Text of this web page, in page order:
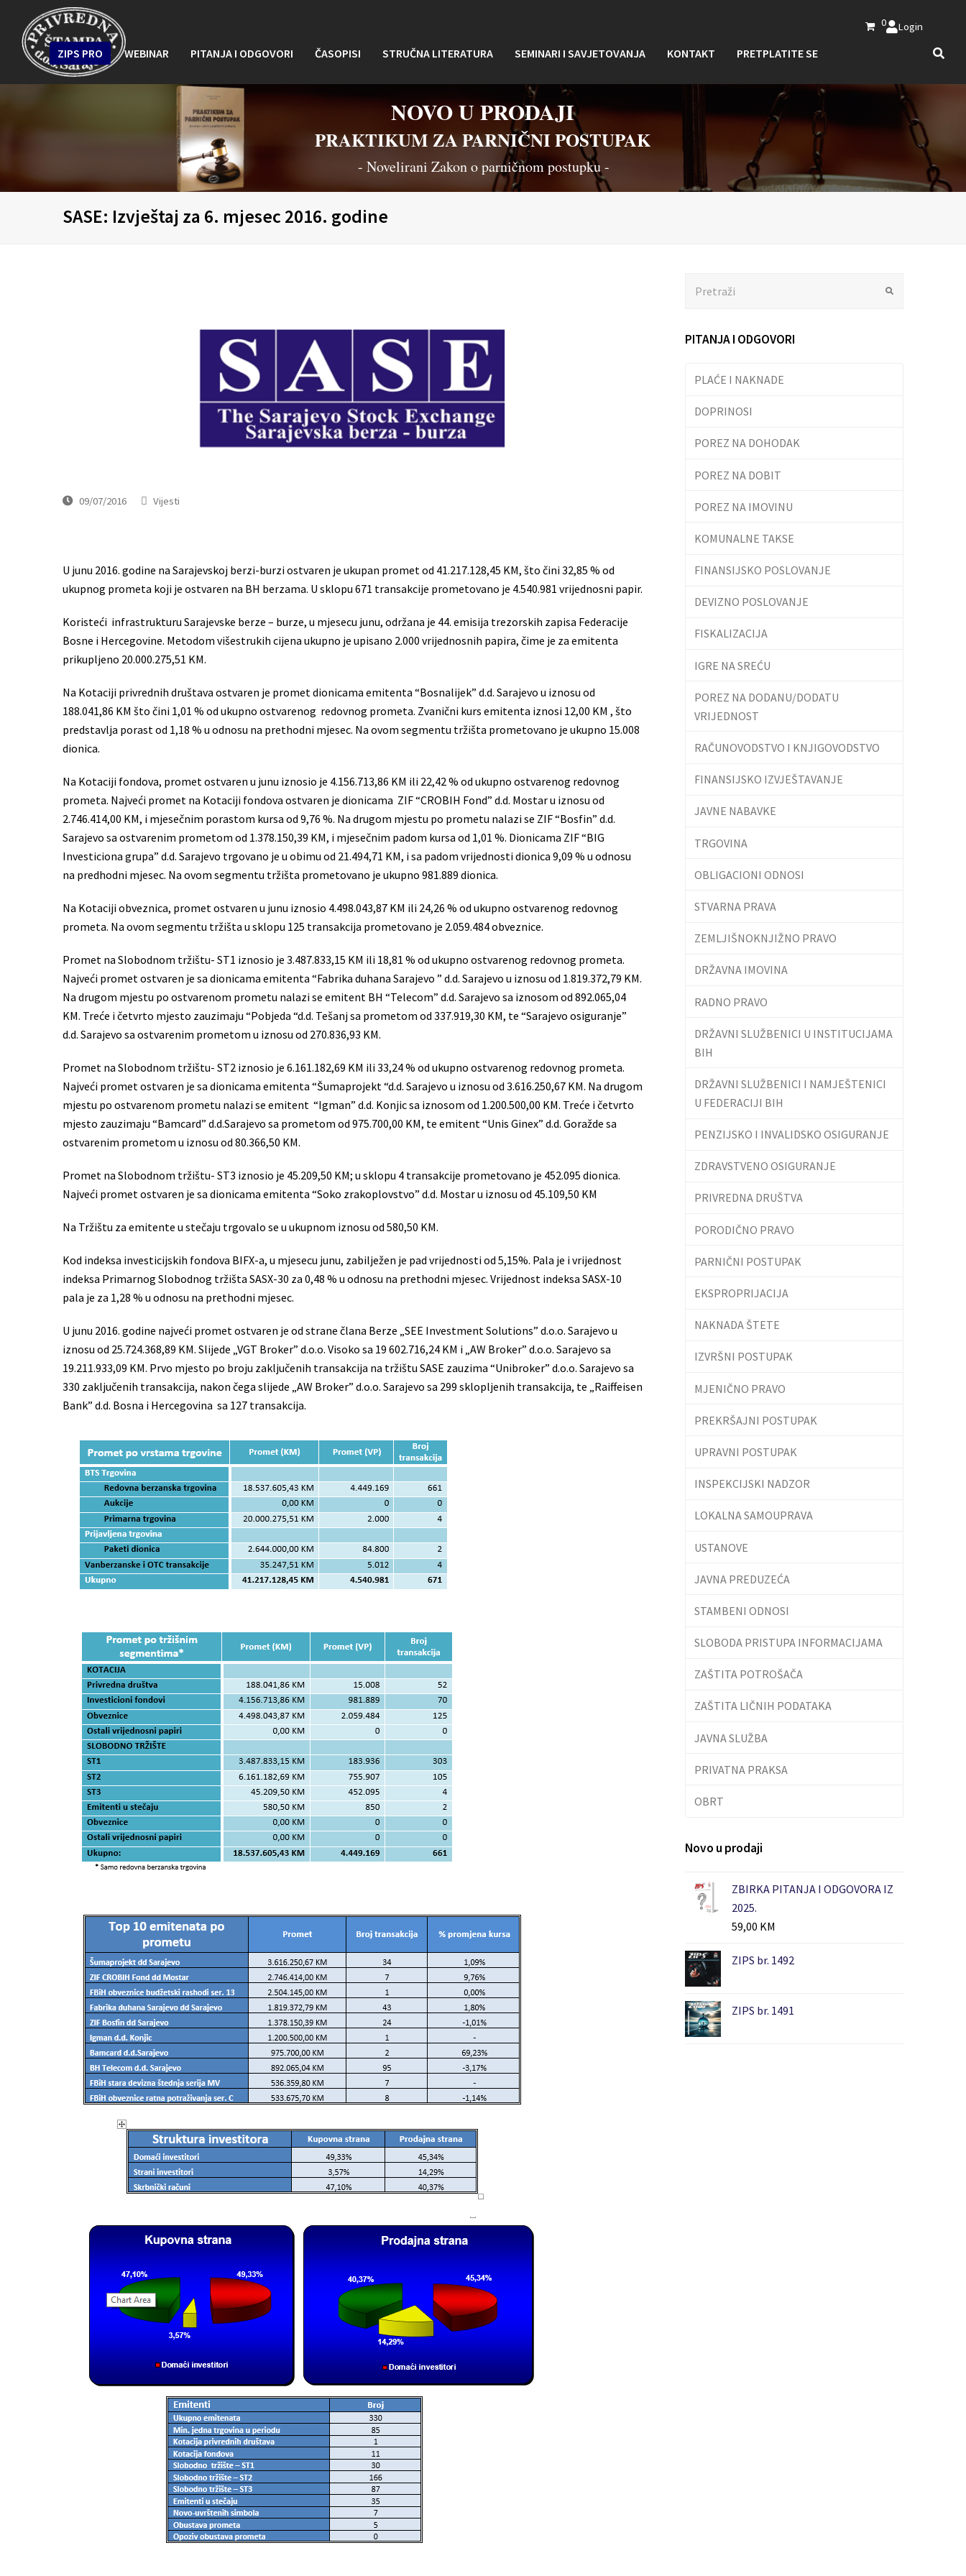
0 Login
ZIPS PRO WEBINAR PITANJA I ODGOVORI ČASOPISI STRUČNA LITERATURA SEMINARI I SAVJETOVANJA KONTAKT PRETPLATITE SE
NOVO U PRODAJI
PRAKTIKUM ZA PARNIČNI POSTUPAK
- Novelirani Zakon o parničnom postupku -
SASE: Izvještaj za 6. mjesec 2016. godine
09/07/2016 Vijesti
U junu 2016. godine na Sarajevskoj berzi-burzi ostvaren je ukupan promet od 41.217.128,45 KM, što čini 32,85 % od
ukupnog prometa koji je ostvaren na BH berzama. U sklopu 671 transakcije prometovano je 4.540.981 vrijednosni papir.
Koristeći infrastrukturu Sarajevske berze – burze, u mjesecu junu, održana je 44. emisija trezorskih zapisa Federacije
Bosne i Hercegovine. Metodom višestrukih cijena ukupno je upisano 2.000 vrijednosnih papira, čime je za emitenta
prikupljeno 20.000.275,51 KM.
Na Kotaciji privrednih društava ostvaren je promet dionicama emitenta “Bosnalijek” d.d. Sarajevo u iznosu od
188.041,86 KM što čini 1,01 % od ukupno ostvarenog redovnog prometa. Zvanični kurs emitenta iznosi 12,00 KM , što
predstavlja porast od 1,18 % u odnosu na prethodni mjesec. Na ovom segmentu tržišta prometovano je ukupno 15.008
dionica.
Na Kotaciji fondova, promet ostvaren u junu iznosio je 4.156.713,86 KM ili 22,42 % od ukupno ostvarenog redovnog
prometa. Najveći promet na Kotaciji fondova ostvaren je dionicama ZIF “CROBIH Fond” d.d. Mostar u iznosu od
2.746.414,00 KM, i mjesečnim porastom kursa od 9,76 %. Na drugom mjestu po prometu nalazi se ZIF “Bosfin” d.d.
Sarajevo sa ostvarenim prometom od 1.378.150,39 KM, i mjesečnim padom kursa od 1,01 %. Dionicama ZIF “BIG
Investiciona grupa” d.d. Sarajevo trgovano je u obimu od 21.494,71 KM, i sa padom vrijednosti dionica 9,09 % u odnosu
na predhodni mjesec. Na ovom segmentu tržišta prometovano je ukupno 981.889 dionica.
Na Kotaciji obveznica, promet ostvaren u junu iznosio 4.498.043,87 KM ili 24,26 % od ukupno ostvarenog redovnog
prometa. Na ovom segmentu tržišta u sklopu 125 transakcija prometovano je 2.059.484 obveznice.
Promet na Slobodnom tržištu- ST1 iznosio je 3.487.833,15 KM ili 18,81 % od ukupno ostvarenog redovnog prometa.
Najveći promet ostvaren je sa dionicama emitenta “Fabrika duhana Sarajevo ” d.d. Sarajevo u iznosu od 1.819.372,79 KM.
Na drugom mjestu po ostvarenom prometu nalazi se emitent BH “Telecom” d.d. Sarajevo sa iznosom od 892.065,04
KM. Treće i četvrto mjesto zauzimaju “Pobjeda “d.d. Tešanj sa prometom od 337.919,30 KM, te “Sarajevo osiguranje”
d.d. Sarajevo sa ostvarenim prometom u iznosu od 270.836,93 KM.
Promet na Slobodnom tržištu- ST2 iznosio je 6.161.182,69 KM ili 33,24 % od ukupno ostvarenog redovnog prometa.
Najveći promet ostvaren je sa dionicama emitenta “Šumaprojekt “d.d. Sarajevo u iznosu od 3.616.250,67 KM. Na drugom
mjestu po ostvarenom prometu nalazi se emitent “Igman” d.d. Konjic sa iznosom od 1.200.500,00 KM. Treće i četvrto
mjesto zauzimaju “Bamcard” d.d.Sarajevo sa prometom od 975.700,00 KM, te emitent “Unis Ginex” d.d. Goražde sa
ostvarenim prometom u iznosu od 80.366,50 KM.
Promet na Slobodnom tržištu- ST3 iznosio je 45.209,50 KM; u sklopu 4 transakcije prometovano je 452.095 dionica.
Najveći promet ostvaren je sa dionicama emitenta “Soko zrakoplovstvo” d.d. Mostar u iznosu od 45.109,50 KM
Na Tržištu za emitente u stečaju trgovalo se u ukupnom iznosu od 580,50 KM.
Kod indeksa investicijskih fondova BIFX-a, u mjesecu junu, zabilježen je pad vrijednosti od 5,15%. Pala je i vrijednost
indeksa Primarnog Slobodnog tržišta SASX-30 za 0,48 % u odnosu na prethodni mjesec. Vrijednost indeksa SASX-10
pala je za 1,28 % u odnosu na prethodni mjesec.
U junu 2016. godine najveći promet ostvaren je od strane člana Berze „SEE Investment Solutions” d.o.o. Sarajevo u
iznosu od 25.724.368,89 KM. Slijede „VGT Broker” d.o.o. Visoko sa 19 602.716,24 KM i „AW Broker” d.o.o. Sarajevo sa
19.211.933,09 KM. Prvo mjesto po broju zaključenih transakcija na tržištu SASE zauzima “Unibroker” d.o.o. Sarajevo sa
330 zaključenih transakcija, nakon čega slijede „AW Broker” d.o.o. Sarajevo sa 299 sklopljenih transakcija, te „Raiffeisen
Bank” d.d. Bosna i Hercegovina sa 127 transakcija.
PITANJA I ODGOVORI
PLAĆE I NAKNADE
DOPRINOSI
POREZ NA DOHODAK
POREZ NA DOBIT
POREZ NA IMOVINU
KOMUNALNE TAKSE
FINANSIJSKO POSLOVANJE
DEVIZNO POSLOVANJE
FISKALIZACIJA
IGRE NA SREĆU
POREZ NA DODANU/DODATU
VRIJEDNOST
RAČUNOVODSTVO I KNJIGOVODSTVO
FINANSIJSKO IZVJEŠTAVANJE
JAVNE NABAVKE
TRGOVINA
OBLIGACIONI ODNOSI
STVARNA PRAVA
ZEMLJIŠNOKNJIŽNO PRAVO
DRŽAVNA IMOVINA
RADNO PRAVO
DRŽAVNI SLUŽBENICI U INSTITUCIJAMA
BIH
DRŽAVNI SLUŽBENICI I NAMJEŠTENICI
U FEDERACIJI BIH
PENZIJSKO I INVALIDSKO OSIGURANJE
ZDRAVSTVENO OSIGURANJE
PRIVREDNA DRUŠTVA
PORODIČNO PRAVO
PARNIČNI POSTUPAK
EKSPROPRIJACIJA
NAKNADA ŠTETE
IZVRŠNI POSTUPAK
MJENIČNO PRAVO
PREKRŠAJNI POSTUPAK
UPRAVNI POSTUPAK
INSPEKCIJSKI NADZOR
LOKALNA SAMOUPRAVA
USTANOVE
JAVNA PREDUZEĆA
STAMBENI ODNOSI
SLOBODA PRISTUPA INFORMACIJAMA
ZAŠTITA POTROŠAČA
ZAŠTITA LIČNIH PODATAKA
JAVNA SLUŽBA
PRIVATNA PRAKSA
OBRT
Novo u prodaji
ZBIRKA PITANJA I ODGOVORA IZ
2025.
59,00 KM
ZIPS br. 1492
ZIPS br. 1491